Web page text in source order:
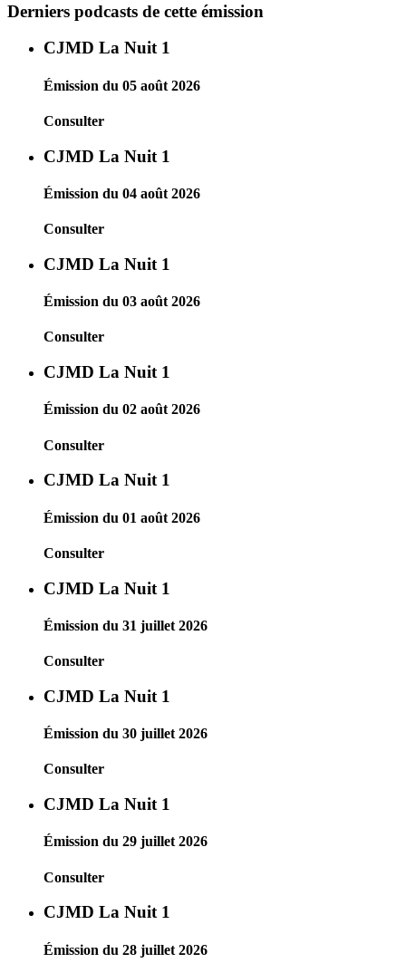
Derniers podcasts de cette émission
CJMD La Nuit 1
Émission du 05 août 2026
Consulter
CJMD La Nuit 1
Émission du 04 août 2026
Consulter
CJMD La Nuit 1
Émission du 03 août 2026
Consulter
CJMD La Nuit 1
Émission du 02 août 2026
Consulter
CJMD La Nuit 1
Émission du 01 août 2026
Consulter
CJMD La Nuit 1
Émission du 31 juillet 2026
Consulter
CJMD La Nuit 1
Émission du 30 juillet 2026
Consulter
CJMD La Nuit 1
Émission du 29 juillet 2026
Consulter
CJMD La Nuit 1
Émission du 28 juillet 2026